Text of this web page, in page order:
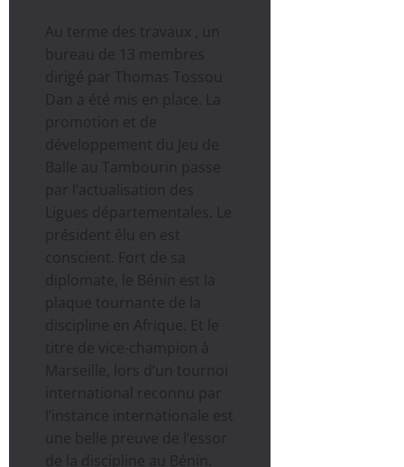
Au terme des travaux , un
bureau de 13 membres
dirigé par Thomas Tossou
Dan a été mis en place. La
promotion et de
développement du Jeu de
Balle au Tambourin passe
par l’actualisation des
Ligues départementales. Le
président élu en est
conscient. Fort de sa
diplomate, le Bénin est la
plaque tournante de la
discipline en Afrique. Et le
titre de vice-champion à
Marseille, lors d’un tournoi
international reconnu par
l’instance internationale est
une belle preuve de l’essor
de la discipline au Bénin.